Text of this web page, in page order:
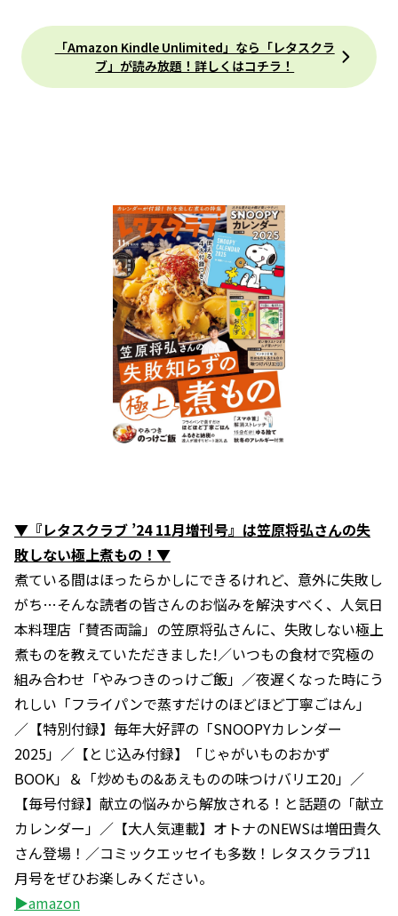
「Amazon Kindle Unlimited」なら「レタスクラ
ブ」が読み放題！詳しくはコチラ！
▼『レタスクラブ ’24 11月増刊号』は笠原将弘さんの失
敗しない極上煮もの！▼
煮ている間はほったらかしにできるけれど、意外に失敗し
がち…そんな読者の皆さんのお悩みを解決すべく、人気日
本料理店「賛否両論」の笠原将弘さんに、失敗しない極上
煮ものを教えていただきました!／いつもの食材で究極の
組み合わせ「やみつきのっけご飯」／夜遅くなった時にう
れしい「フライパンで蒸すだけのほどほど丁寧ごはん」
／【特別付録】毎年大好評の「SNOOPYカレンダー
2025」／【とじ込み付録】「じゃがいものおかず
BOOK」＆「炒めもの&あえものの味つけバリエ20」／
【毎号付録】献立の悩みから解放される！と話題の「献立
カレンダー」／【大人気連載】オトナのNEWSは増田貴久
さん登場！／コミックエッセイも多数！レタスクラブ11
月号をぜひお楽しみください。
▶amazon